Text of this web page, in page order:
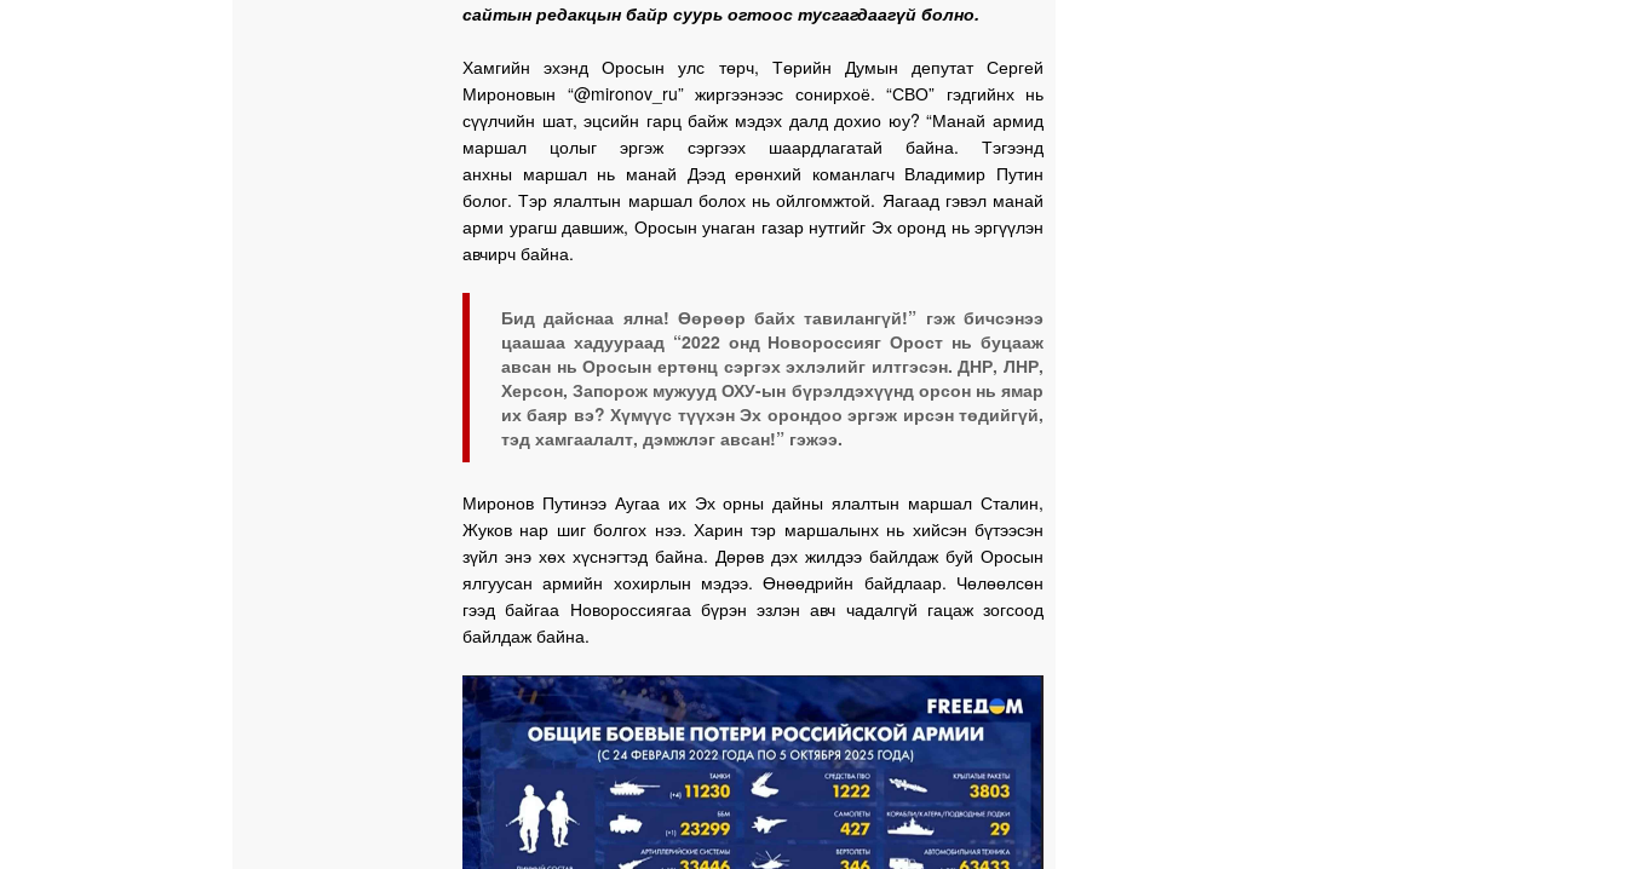
сайтын редакцын байр суурь огтоос тусгагдаагүй болно.
Хамгийн эхэнд Оросын улс төрч, Төрийн Думын депутат Сергей
Мироновын “@mironov_ru” жиргээнээс сонирхоё. “СВО” гэдгийнх нь
сүүлчийн шат, эцсийн гарц байж мэдэх далд дохио юу? “Манай армид
маршал цолыг эргэж сэргээх шаардлагатай байна. Тэгээнд
анхны маршал нь манай Дээд ерөнхий команлагч Владимир Путин
болог. Тэр ялалтын маршал болох нь ойлгомжтой. Яагаад гэвэл манай
арми урагш давшиж, Оросын унаган газар нутгийг Эх оронд нь эргүүлэн
авчирч байна.
Бид дайснаа ялна! Өөрөөр байх тавилангүй!” гэж бичсэнээ
цаашаа хадуураад “2022 онд Новороссияг Орост нь буцааж
авсан нь Оросын ертөнц сэргэх эхлэлийг илтгэсэн. ДНР, ЛНР,
Херсон, Запорож мужууд ОХУ-ын бүрэлдэхүүнд орсон нь ямар
их баяр вэ? Хүмүүс түүхэн Эх орондоо эргэж ирсэн төдийгүй,
тэд хамгаалалт, дэмжлэг авсан!” гэжээ.
Миронов Путинээ Аугаа их Эх орны дайны ялалтын маршал Сталин,
Жуков нар шиг болгох нээ. Харин тэр маршалынх нь хийсэн бүтээсэн
зүйл энэ хөх хүснэгтэд байна. Дөрөв дэх жилдээ байлдаж буй Оросын
ялгуусан армийн хохирлын мэдээ. Өнөөдрийн байдлаар. Чөлөөлсөн
гээд байгаа Новороссиягаа бүрэн эзлэн авч чадалгүй гацаж зогсоод
байлдаж байна.